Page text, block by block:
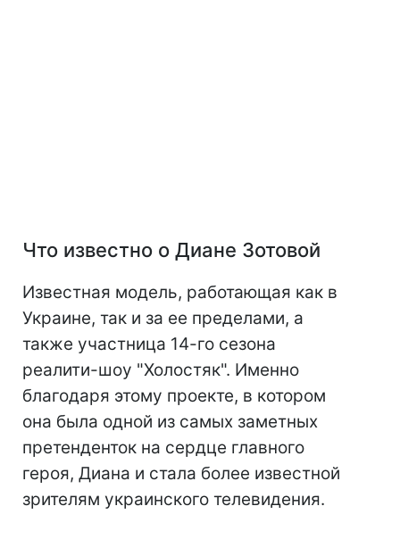
Что известно о Диане Зотовой
Известная модель, работающая как в
Украине, так и за ее пределами, а
также участница 14-го сезона
реалити-шоу "Холостяк". Именно
благодаря этому проекте, в котором
она была одной из самых заметных
претенденток на сердце главного
героя, Диана и стала более известной
зрителям украинского телевидения.